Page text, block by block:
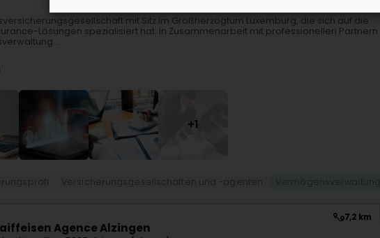
mit Sitz im Großherzogtum Luxemburg, die sich auf die
Lösungen spezialisiert hat. In Zusammenarbeit mit professionellen Partnern
+1
7,2 km
Agence Alzingen